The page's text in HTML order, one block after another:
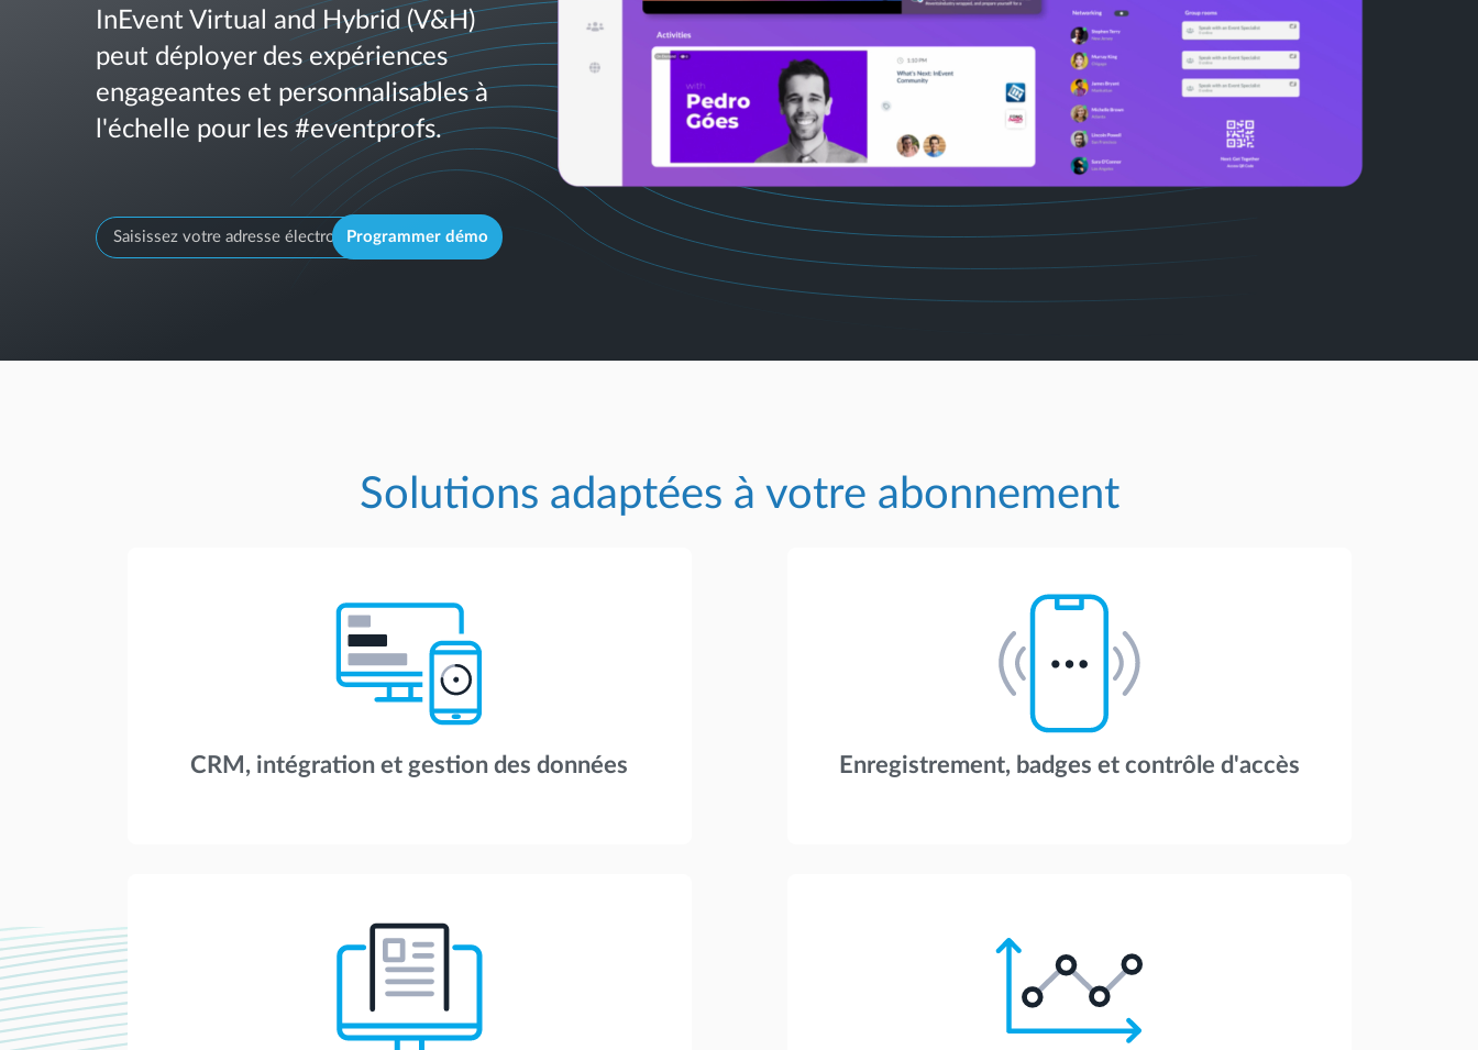
InEvent Virtual and Hybrid (V&H)
peut déployer des expériences
engageantes et personnalisables à
l'échelle pour les #eventprofs.
Programmer démo
Solutions adaptées à votre abonnement
CRM, intégration et gestion des données Enregistrement, badges et contrôle d'accès